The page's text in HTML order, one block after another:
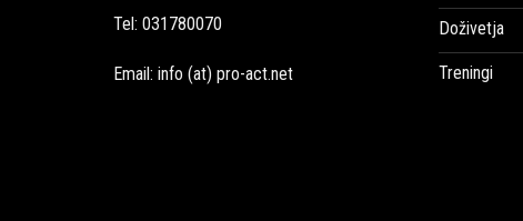
Tel: 031780070
Email: info (at) pro-act.net
Doživetja
Treningi